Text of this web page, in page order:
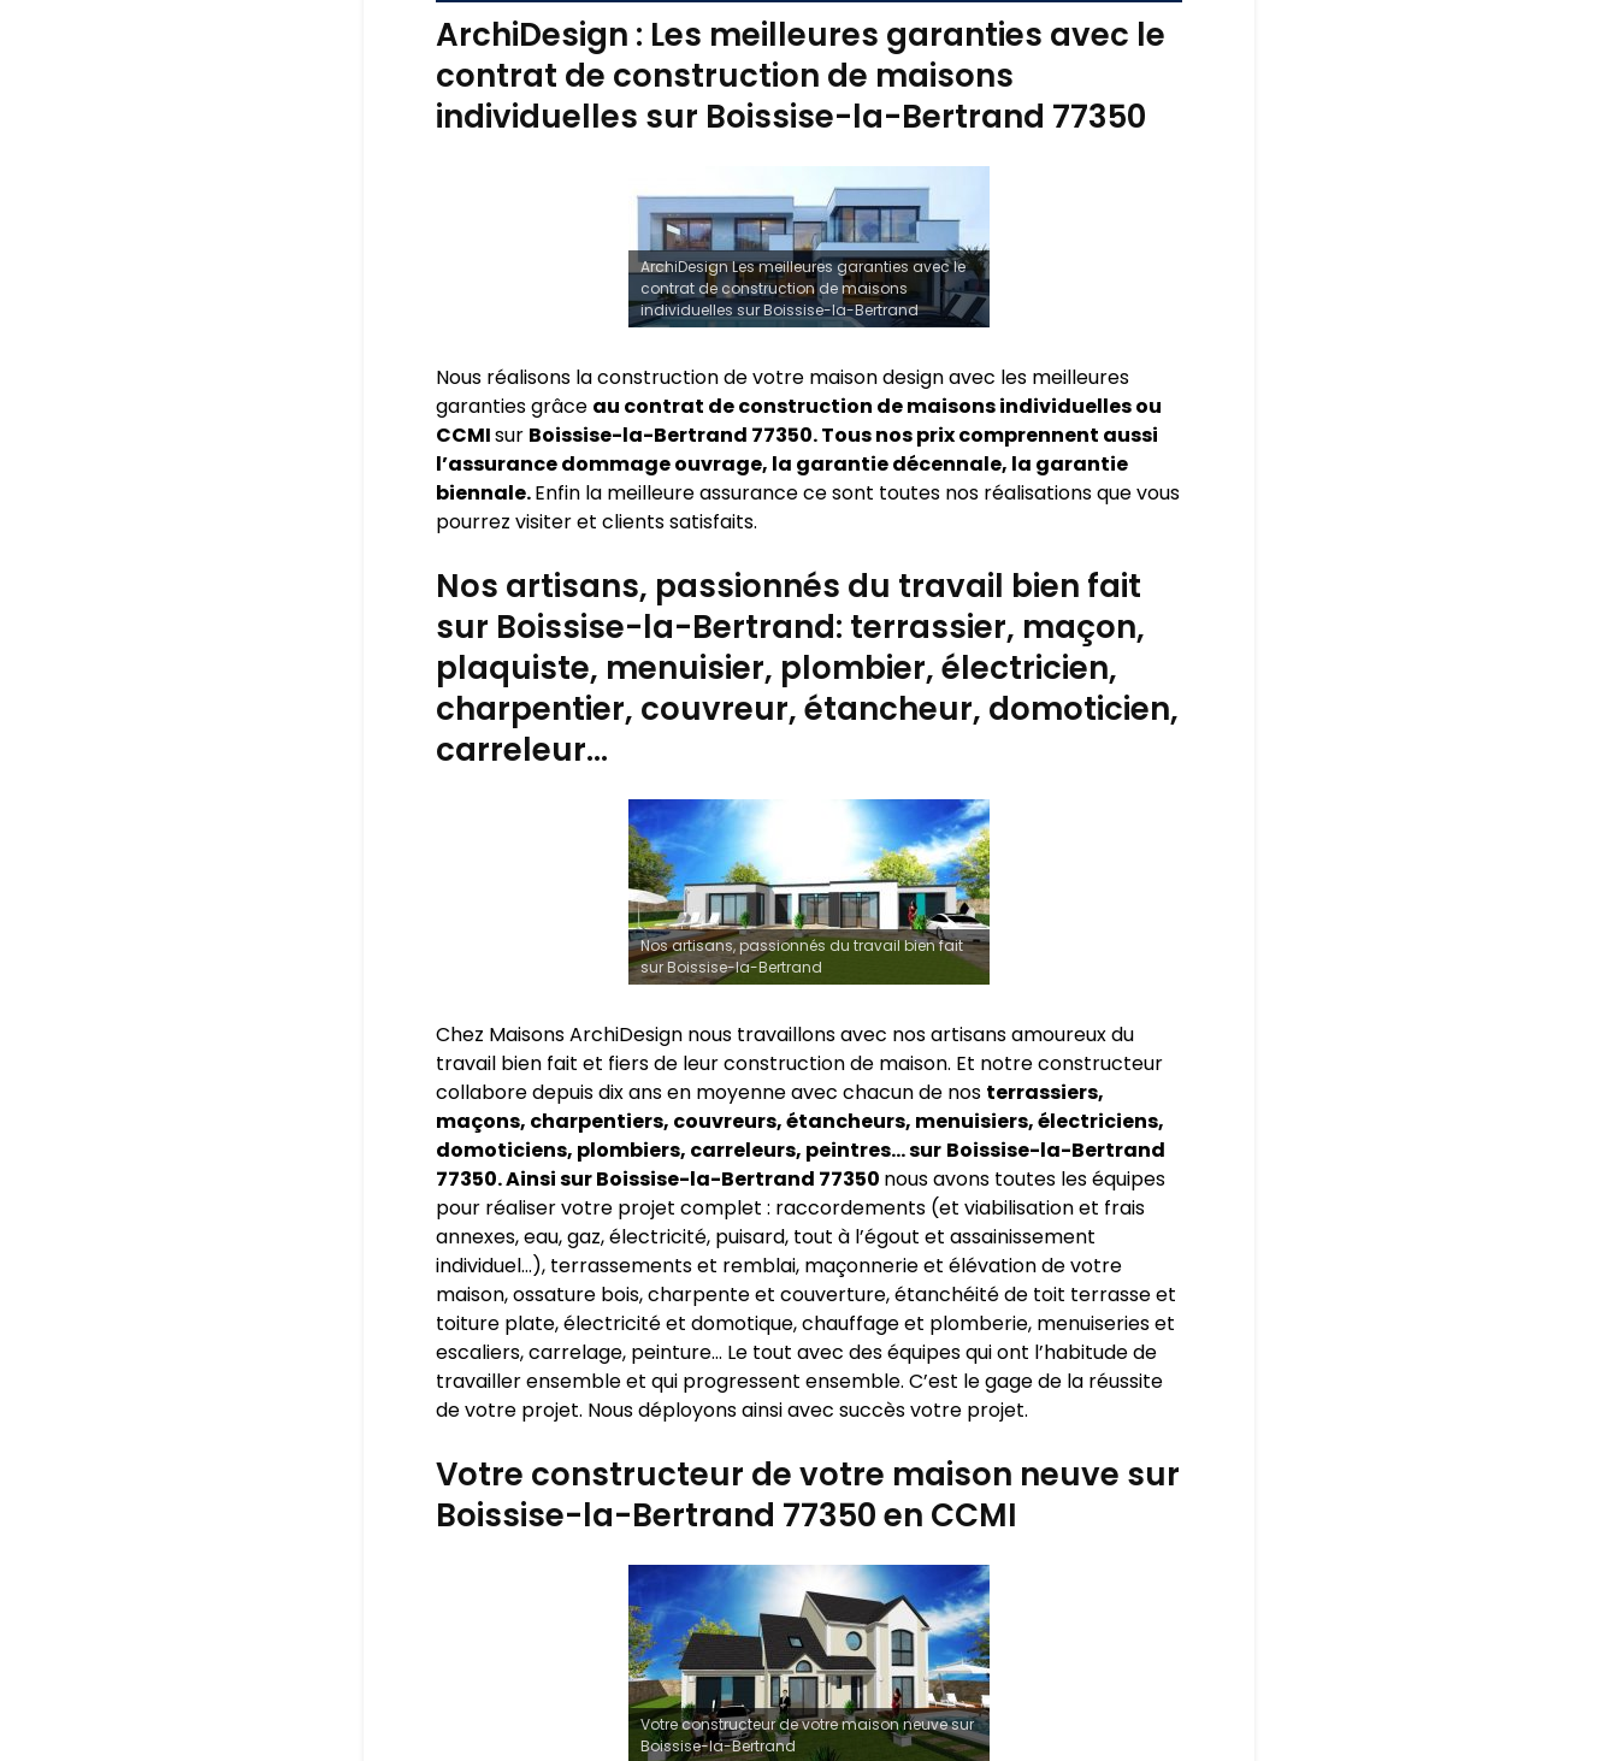
ArchiDesign : Les meilleures garanties avec le
contrat de construction de maisons
individuelles sur Boissise-la-Bertrand 77350
ArchiDesign Les meilleures garanties avec le
contrat de construction de maisons
individuelles sur Boissise-la-Bertrand
Nous réalisons la construction de votre maison design avec les meilleures
garanties grâce au contrat de construction de maisons individuelles ou
CCMIsur Boissise-la-Bertrand 77350. Tous nos prix comprennent aussi
l’assurance dommage ouvrage, la garantie décennale, la garantie
biennale.Enfin la meilleure assurance ce sont toutes nos réalisations que vous
pourrez visiter et clients satisfaits.
Nos artisans, passionnés du travail bien fait
sur Boissise-la-Bertrand: terrassier, maçon,
plaquiste, menuisier, plombier, électricien,
charpentier, couvreur, étancheur, domoticien,
carreleur…
Nos artisans, passionnés du travail bien fait
sur Boissise-la-Bertrand
Chez Maisons ArchiDesign nous travaillons avec nos artisans amoureux du
travail bien fait et fiers de leur construction de maison. Et notre constructeur
collabore depuis dix ans en moyenne avec chacun de nos terrassiers,
maçons, charpentiers, couvreurs, étancheurs, menuisiers, électriciens,
domoticiens, plombiers, carreleurs, peintres… sur Boissise-la-Bertrand
77350. Ainsi sur Boissise-la-Bertrand 77350 nous avons toutes les équipes
pour réaliser votre projet complet : raccordements (et viabilisation et frais
annexes, eau, gaz, électricité, puisard, tout à l’égout et assainissement
individuel…), terrassements et remblai, maçonnerie et élévation de votre
maison, ossature bois, charpente et couverture, étanchéité de toit terrasse et
toiture plate, électricité et domotique, chauffage et plomberie, menuiseries et
escaliers, carrelage, peinture… Le tout avec des équipes qui ont l’habitude de
travailler ensemble et qui progressent ensemble. C’est le gage de la réussite
de votre projet. Nous déployons ainsi avec succès votre projet.
Votre constructeur de votre maison neuve sur
Boissise-la-Bertrand 77350 en CCMI
Votre constructeur de votre maison neuve sur
Boissise-la-Bertrand